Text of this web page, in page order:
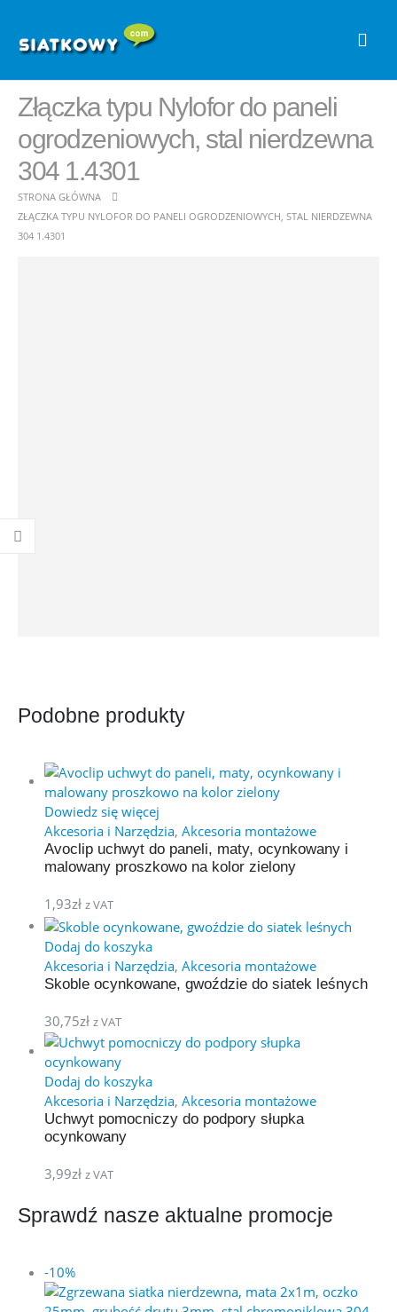
Złączka typu Nylofor do paneli
ogrodzeniowych, stal nierdzewna
304 1.4301
STRONA GŁÓWNA
ZŁĄCZKA TYPU NYLOFOR DO PANELI OGRODZENIOWYCH, STAL NIERDZEWNA
304 1.4301
Podobne produkty
Dowiedz się więcej
Akcesoria i Narzędzia, Akcesoria montażowe
Avoclip uchwyt do paneli, maty, ocynkowany i
malowany proszkowo na kolor zielony
1,93zł z VAT
Dodaj do koszyka
Akcesoria i Narzędzia, Akcesoria montażowe
Skoble ocynkowane, gwoździe do siatek leśnych
30,75zł z VAT
Dodaj do koszyka
Akcesoria i Narzędzia, Akcesoria montażowe
Uchwyt pomocniczy do podpory słupka
ocynkowany
3,99zł z VAT
Sprawdź nasze aktualne promocje
-10%